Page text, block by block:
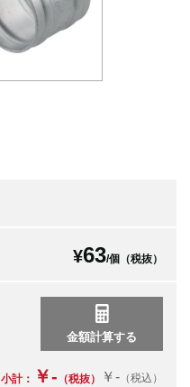
¥63/個（税抜）
小計： ￥- （税抜） ￥- （税込）